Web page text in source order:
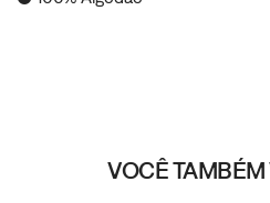
VOCÊ